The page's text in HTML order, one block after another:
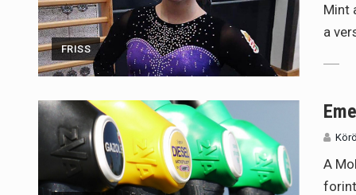
FRISS
Mint
a
A